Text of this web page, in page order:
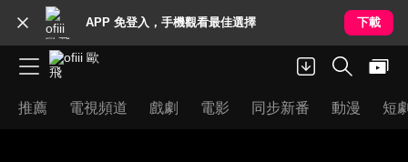
APP 免登入，手機觀看最佳選擇 下載
推薦 電視頻道 戲劇 電影 同步新番 動漫 短